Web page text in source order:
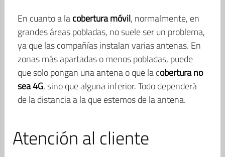
En cuanto a lacobertura móvil, normalmente, en
grandes áreas pobladas, no suele ser un problema,
ya que las compañías instalan varias antenas. En
zonas más apartadas o menos pobladas, puede
que solo pongan una antena o que la cobertura no
sea 4G, sino que alguna inferior. Todo dependerá
de la distancia a la que estemos de la antena.
Atención al cliente